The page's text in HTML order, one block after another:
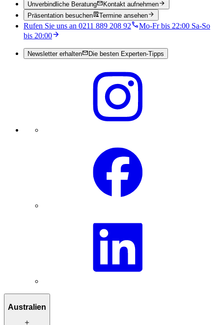
Unverbindliche Beratung
Kontakt aufnehmen
Präsentation besuchen
Termine ansehen
Rufen Sie uns an 0211 889 208 92
Mo-Fr bis 22:00 Sa-So
bis 20:00
Newsletter erhalten Die besten Experten-Tipps
Australien